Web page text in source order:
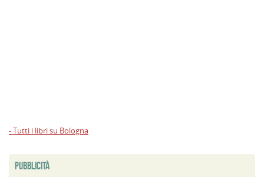
- Tutti i libri su Bologna
PUBBLICITÀ